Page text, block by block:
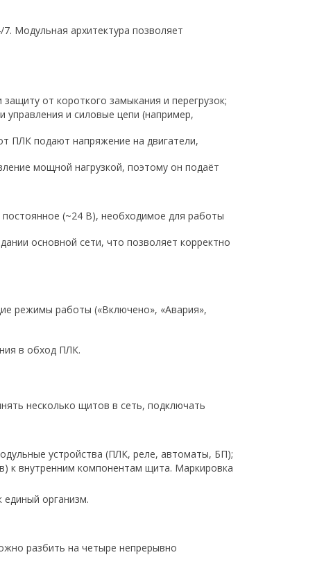
Модульная архитектура позволяет
от короткого замыкания и перегрузок;
и силовые цепи (например,
ПЛК подают напряжение на двигатели,
мощной нагрузкой, поэтому он подаёт
(~24 В), необходимое для работы
основной сети, что позволяет корректно
режимы работы («Включено», «Авария»,
в обход ПЛК.
несколько щитов в сеть, подключать
устройства (ПЛК, реле, автоматы, БП);
к внутренним компонентам щита. Маркировка
организм.
разбить на четыре непрерывно